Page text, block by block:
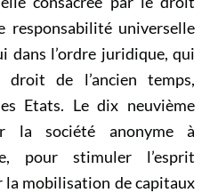
responsabilité universelle
dans l’ordre juridique, qui
de l’ancien temps,
Etats. Le dix neuvième
la société anonyme à
pour stimuler l’esprit
la mobilisation de capitaux